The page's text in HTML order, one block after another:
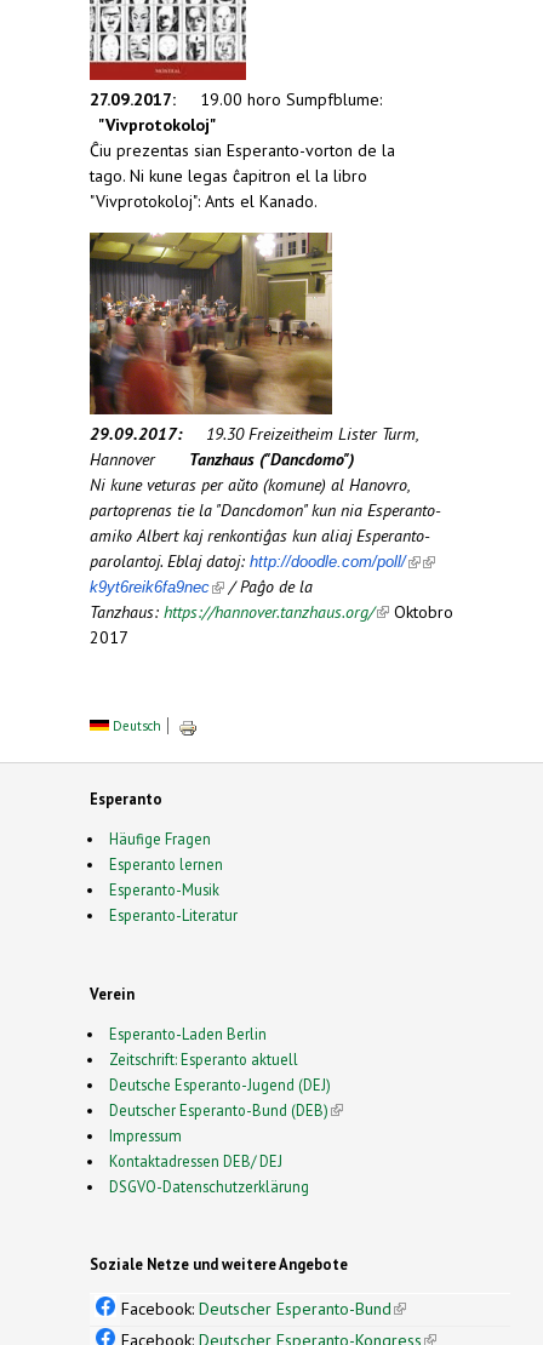
27.09.2017: 19.00 horo Sumpfblume:
"Vivprotokoloj"
Ĉiu prezentas sian Esperanto-vorton de la
tago. Ni kune legas ĉapitron el la libro
"Vivprotokoloj": Ants el Kanado.
29.09.2017:19.30 Freizeitheim Lister Turm,
Hannover Tanzhaus ("Dancdomo")
Ni kune veturas per aŭto (komune) al Hanovro,
partoprenas tie la "Dancdomon" kun nia Esperanto-
amiko Albert kaj renkontiĝas kun aliaj Esperanto-
parolantoj. Eblaj datoj: http://doodle.com/poll/(link is
(link is
k9yt6reik6fa9nec(link is external)
/ Paĝo de la
Tanzhaus: https://hannover.tanzhaus.org/(link is
Oktobro
2017
Deutsch
Esperanto
Häufige Fragen
Esperanto lernen
Esperanto-Musik
Esperanto-Literatur
Verein
Esperanto-Laden Berlin
Zeitschrift: Esperanto aktuell
Deutsche Esperanto-Jugend (DEJ)
Deutscher Esperanto-Bund (DEB)(link is external)
Impressum
Kontaktadressen DEB/ DEJ
DSGVO-Datenschutzerklärung
Soziale Netze und weitere Angebote
Facebook: Deutscher Esperanto-Bund(link is
external)
Facebook: Deutscher Esperanto-Kongress(link is